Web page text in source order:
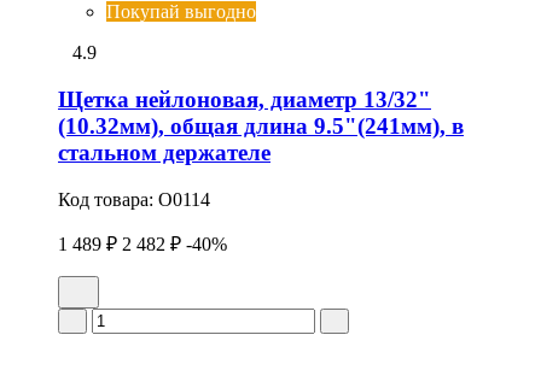
Покупай выгодно
4.9
Щетка нейлоновая, диаметр 13/32"
(10.32мм), общая длина 9.5"(241мм), в
стальном держателе
Код товара: O0114
1 489 ₽ 2 482 ₽ -40%